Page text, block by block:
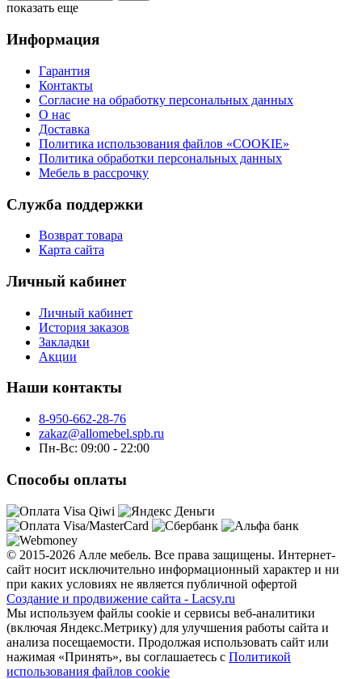
показать еще
Информация
Гарантия
Контакты
Согласие на обработку персональных данных
О нас
Доставка
Политика использования файлов «COOKIE»
Политика обработки персональных данных
Мебель в рассрочку
Служба поддержки
Возврат товара
Карта сайта
Личный кабинет
Личный кабинет
История заказов
Закладки
Акции
Наши контакты
8-950-662-28-76
zakaz@allomebel.spb.ru
Пн-Вс: 09:00 - 22:00
Способы оплаты
© 2015-2026 Алле мебель. Все права защищены. Интернет-
сайт носит исключительно информационный характер и ни
при каких условиях не является публичной офертой
Создание и продвижение сайта - Lacsy.ru
Мы используем файлы cookie и сервисы веб-аналитики
(включая Яндекс.Метрику) для улучшения работы сайта и
анализа посещаемости. Продолжая использовать сайт или
нажимая «Принять», вы соглашаетесь с Политикой
использования файлов cookie